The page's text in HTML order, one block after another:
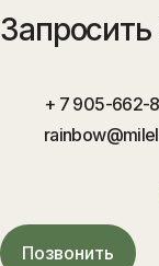
+ 7 905-662-
Позвонить